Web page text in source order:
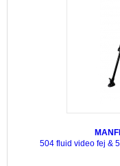
504 fluid video fej &